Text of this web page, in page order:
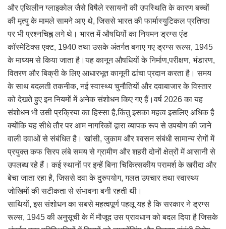
और एथिलीन ग्लाइकोल जैसे विषैले रसायनों की उपस्थिति के कारण बच्चों
की मृत्यु के मामले सामने आए थे, जिससे भारत की फार्मास्युटिकल प्रतिष्ठा
पर भी प्रश्नचिह्न लगे थे। भारत में औषधियों का नियमन ड्रग्स एंड
कॉस्मेटिक्स एक्ट, 1940 तथा उसके अंतर्गत बनाए गए ड्रग्स रूल्स, 1945
के माध्यम से किया जाता है।यह कानून औषधियों के निर्माण,परीक्षण, भंडारण,
वितरण और बिक्री के लिए आधारभूत कानूनी ढांचा प्रदान करता है। समय
के साथ बदलती तकनीक, नई स्वास्थ्य चुनौतियों और दवाबाजार के विस्तार
को देखते हुए इन नियमों में अनेक संशोधन किए गए हैं।वर्ष 2026 का यह
संशोधन भी उसी प्रक्रिया का हिस्सा है,किंतु इसका महत्व इसलिए अधिक है
क्योंकि यह सीधे तौर पर आम नागरिकों द्वारा व्यापक रूप से उपयोग की जाने
वाली दवाओं से संबंधित है। खांसी, जुकाम और श्वसन संबंधी सामान्य रोगों में
प्रयुक्त कफ सिरप लंबे समय से ग्रामीण और शहरी दोनों क्षेत्रों में आसानी से
उपलब्ध रहे हैं। कई स्थानों पर इन्हें बिना चिकित्सकीय परामर्श के खरीदा और
बेचा जाता रहा है, जिससे दवा के दुरुपयोग, गलत उपचार तथा स्वास्थ्य
जोखिमों की सटीकता से संभावना बनी रहती थी।
साथियों, इस संशोधन का सबसे महत्वपूर्ण पहलू यह है कि सरकार ने ड्रग्स
रूल्स, 1945 की अनुसूची के में मौजूद उस प्रावधान को बदल दिया है जिसके